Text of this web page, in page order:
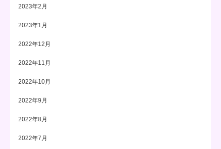
2023年2月
2023年1月
2022年12月
2022年11月
2022年10月
2022年9月
2022年8月
2022年7月